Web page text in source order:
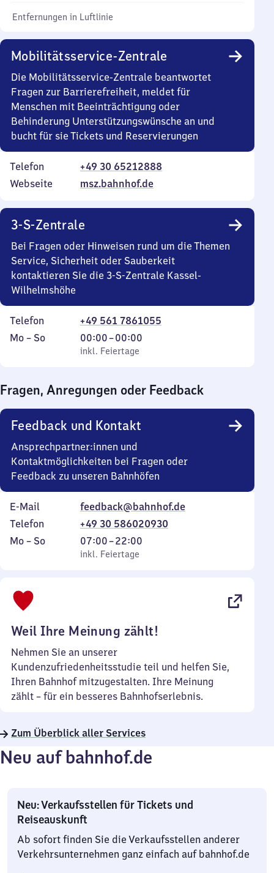
Entfernungen in Luftlinie
Mobilitätsservice-Zentrale
Die Mobilitätsservice-Zentrale beantwortet
Fragen zur Barrierefreiheit, meldet für
Menschen mit Beeinträchtigung oder
Behinderung Unterstützungswünsche an und
bucht für sie Tickets und Reservierungen
Telefon
+49 30 65212888
Webseite
msz.bahnhof.de
3-S-Zentrale
Bei Fragen oder Hinweisen rund um die Themen
Service, Sicherheit oder Sauberkeit
kontaktieren Sie die 3-S-Zentrale Kassel-
Wilhelmshöhe
Telefon
+49 561 7861055
Montag
Mo – So,
inkl. Feiertage
00:00–00:00
Von
0
0
Uhr
inkl. Feiertage
Fragen, Anregungen oder Feedback
Feedback und Kontakt
Ansprechpartner:innen und
Kontaktmöglichkeiten bei Fragen oder
Feedback zu unseren Bahnhöfen
E-Mail
feedback@bahnhof.de
Telefon
+49 30 586020930
Montag
Mo – So,
inkl. Feiertage
07:00–22:00
Von
7
inkl. Feiertage
Weil Ihre Meinung zählt!
Nehmen Sie an unserer
Kundenzufriedenheitsstudie teil und helfen Sie,
Ihren Bahnhof mitzugestalten. Ihre Meinung
zählt – für ein besseres Bahnhofserlebnis.
Zum Überblick aller Services
Neu auf bahnhof.de
Neu: Verkaufsstellen für Tickets und
Reiseauskunft
Ab sofort finden Sie die Verkaufsstellen anderer
Verkehrsunternehmen ganz einfach auf bahnhof.de